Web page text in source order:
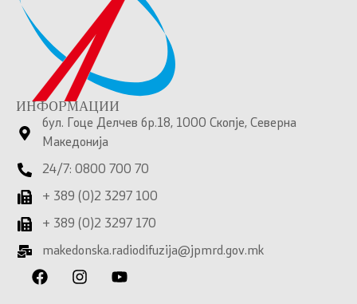
ИНФОРМАЦИИ
бул. Гоце Делчев бр.18, 1000 Скопје, Северна
Македонија
24/7: 0800 700 70
+ 389 (0)2 3297 100
+ 389 (0)2 3297 170
makedonska.radiodifuzija@jpmrd.gov.mk